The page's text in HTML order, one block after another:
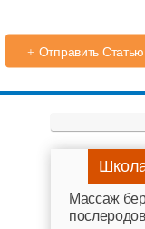
Детский сад
Отправить Статью
Mассаж